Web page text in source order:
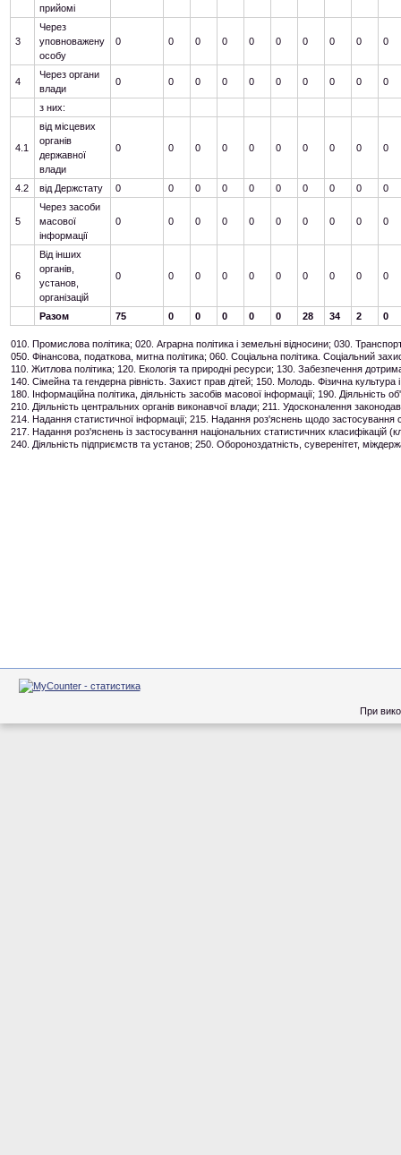
прийомі
3
Через
уповноважену
особу
0 0 0 0 0 0 0 0 0 0
4
Через органи
влади
0 0 0 0 0 0 0 0 0 0
з них:
4.1
від місцевих
органів
державної
влади
0 0 0 0 0 0 0 0 0 0
4.2 від Держстату 0 0 0 0 0 0 0 0 0 0
5
Через засоби
масової
інформації
0 0 0 0 0 0 0 0 0 0
6
Від інших
органів,
установ,
організацій
0 0 0 0 0 0 0 0 0 0
Разом 75 0 0 0 0 0 28 34 2 0
010. Промислова політика; 020. Аграрна політика і земельні відносини; 030.
050. Фінансова, податкова, митна політика; 060. Соціальна політика. Соціальний
110. Житлова політика; 120. Екологія та природні ресурси; 130. Забезпечення
140. Сімейна та гендерна рівність. Захист прав дітей; 150. Молодь. Фізична
180. Інформаційна політика, діяльність засобів масової інформації; 190. Діяльність
210. Діяльність центральних органів виконавчої влади; 211. Удосконалення
214. Надання статистичної інформації; 215. Надання роз'яснень щодо застосування
217. Надання роз'яснень із застосування національних статистичних класифікацій
240. Діяльність підприємств та установ; 250. Обороноздатність, суверенітет,
При